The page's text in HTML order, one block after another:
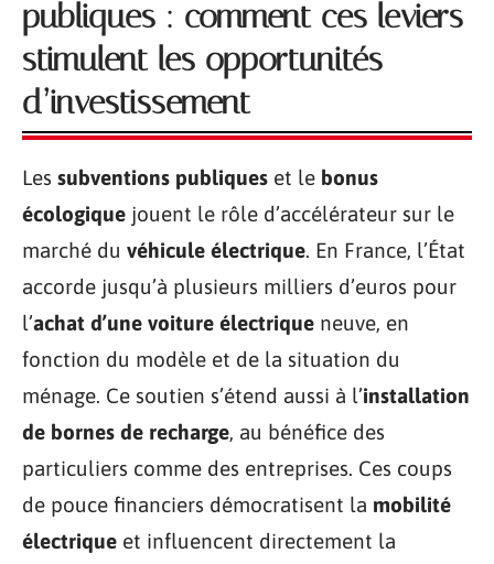
publiques : comment ces leviers
stimulent les opportunités
d’investissement
Les subventions publiques et le bonus
écologique jouent le rôle d’accélérateur sur le
marché du véhicule électrique. En France, l’État
accorde jusqu’à plusieurs milliers d’euros pour
l’achat d’une voiture électrique neuve, en
fonction du modèle et de la situation du
ménage. Ce soutien s’étend aussi à l’installation
de bornes de recharge, au bénéfice des
particuliers comme des entreprises. Ces coups
de pouce financiers démocratisent la mobilité
électrique et influencent directement la